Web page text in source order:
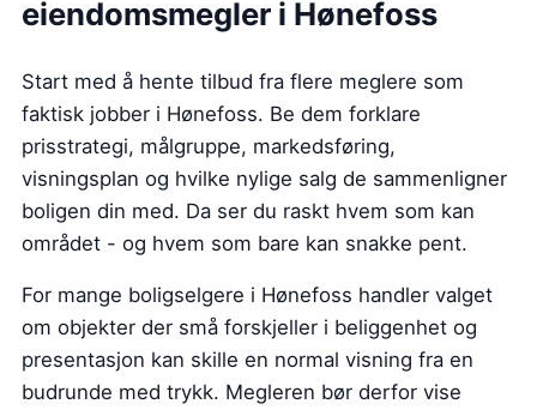
eiendomsmegler i Hønefoss
Start med å hente tilbud fra flere meglere som
faktisk jobber i Hønefoss. Be dem forklare
prisstrategi, målgruppe, markedsføring,
visningsplan og hvilke nylige salg de sammenligner
boligen din med. Da ser du raskt hvem som kan
området - og hvem som bare kan snakke pent.
For mange boligselgere i Hønefoss handler valget
om objekter der små forskjeller i beliggenhet og
presentasjon kan skille en normal visning fra en
budrunde med trykk. Megleren bør derfor vise